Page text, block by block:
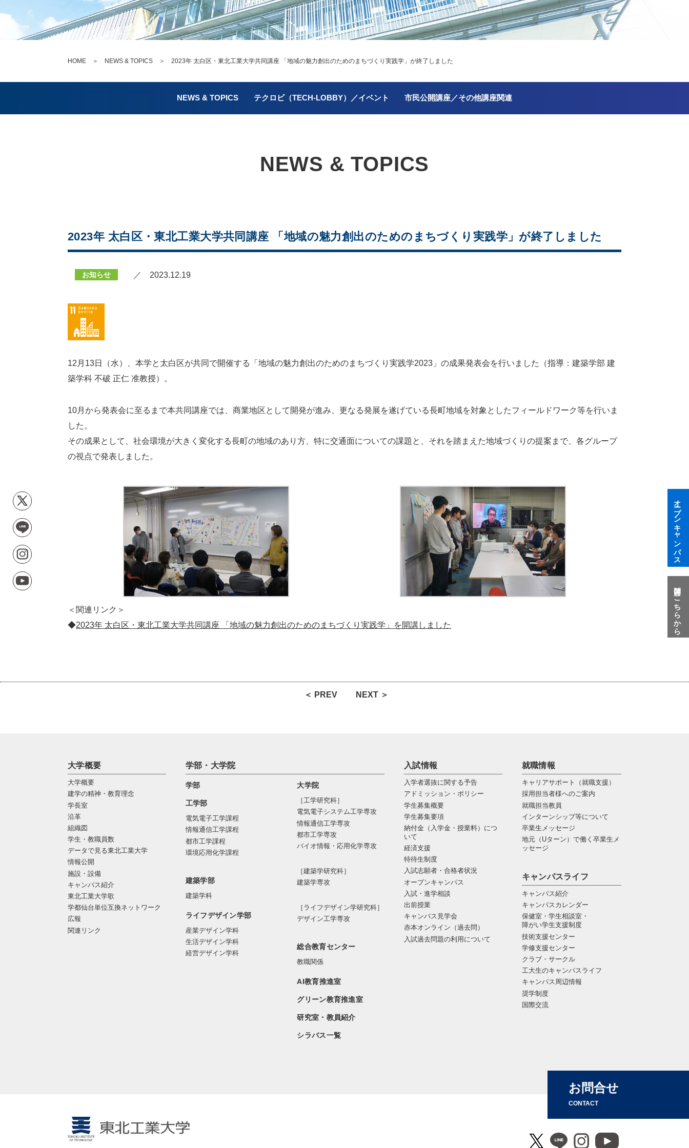
HOME ＞ NEWS & TOPICS ＞ 2023年 太白区・東北工業大学共同講座 「地域の魅力創出のためのまちづくり実践学」が終了しました
NEWS & TOPICS テクロビ（TECH-LOBBY）／イベント 市民公開講座／その他講座関連
NEWS & TOPICS
2023年 太白区・東北工業大学共同講座 「地域の魅力創出のためのまちづくり実践学」が終了しました
お知らせ ／ 2023.12.19
12月13日（水）、本学と太白区が共同で開催する「地域の魅力創出のためのまちづくり実践学2023」の成果発表会を行いました（指導：建築学部 建
築学科 不破 正仁 准教授）。
10月から発表会に至るまで本共同講座では、商業地区として開発が進み、更なる発展を遂げている長町地域を対象としたフィールドワーク等を行いま
した。
その成果として、社会環境が大きく変化する長町の地域のあり方、特に交通面についての課題と、それを踏まえた地域づくりの提案まで、各グループ
の視点で発表しました。
＜関連リンク＞
◆2023年 太白区・東北工業大学共同講座 「地域の魅力創出のためのまちづくり実践学」を開講しました
＜ PREV NEXT ＞
大学概要
大学概要
建学の精神・教育理念
学長室
沿革
組織図
学生・教職員数
データで見る東北工業大学
情報公開
施設・設備
キャンパス紹介
東北工業大学歌
学都仙台単位互換ネットワーク
広報
関連リンク
学部・大学院
学部
工学部
電気電子工学課程
情報通信工学課程
都市工学課程
環境応用化学課程
建築学部
建築学科
ライフデザイン学部
産業デザイン学科
生活デザイン学科
経営デザイン学科
大学院
［工学研究科］
電気電⼦システム⼯学専攻
情報通信⼯学専攻
都市⼯学専攻
バイオ情報・応⽤化学専攻
［建築学研究科］
建築学専攻
［ライフデザイン学研究科］
デザイン工学専攻
総合教育センター
教職関係
AI教育推進室
グリーン教育推進室
研究室・教員紹介
シラバス一覧
入試情報
入学者選抜に関する予告
アドミッション・ポリシー
学生募集概要
学生募集要項
納付金（入学金・授業料）につ
いて
経済支援
特待生制度
入試志願者・合格者状況
オープンキャンパス
入試・進学相談
出前授業
キャンパス見学会
赤本オンライン（過去問）
入試過去問題の利用について
就職情報
キャリアサポート（就職支援）
採用担当者様へのご案内
就職担当教員
インターンシップ等について
卒業生メッセージ
地元（Uターン）で働く卒業生メ
ッセージ
キャンパスライフ
キャンパス紹介
キャンパスカレンダー
保健室・学生相談室・
障がい学生支援制度
技術支援センター
学修支援センター
クラブ・サークル
工大生のキャンパスライフ
キャンパス周辺情報
奨学制度
国際交流
お問合せ
CONTACT
オープンキャンパス
質問はこちらから